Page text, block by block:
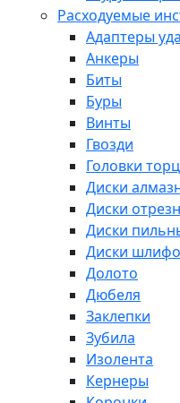
Расходуемые
Адаптеры
Анкеры
Биты
Буры
Винты
Гвозди
Головки
Диски
Диски
Диски
Диски
Долото
Дюбеля
Заклепки
Зубила
Изолента
Кернеры